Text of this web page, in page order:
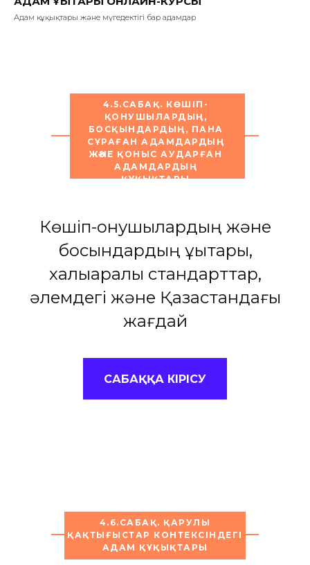
Адам құқықтары және мүгедектігі бар адамдар
4.5.САБАҚ. КӨШІП-
ҚОНУШЫЛАРДЫҢ,
БОСҚЫНДАРДЫҢ, ПАНА
СҰРАҒАН АДАМДАРДЫҢ
ЖӘНЕ ҚОНЫС АУДАРҒАН
АДАМДАРДЫҢ
ҚҰҚЫҚТАРЫ
Көшіп-қонушылардың және
босқындардың құқықтары,
халықаралық стандарттар,
әлемдегі және Қазақстандағы
жағдай
САБАҚҚА КІРІСУ
4.6.САБАҚ. ҚАРУЛЫ
ҚАҚТЫҒЫСТАР КОНТЕКСІНДЕГІ
АДАМ ҚҰҚЫҚТАРЫ